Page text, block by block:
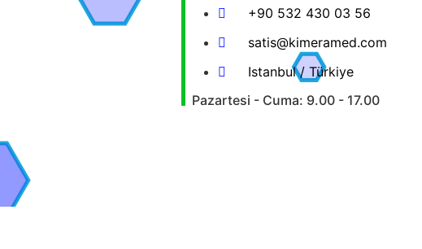
+90 532 430 03 56
satis@kimeramed.com
Istanbul / Türkiye
Pazartesi - Cuma: 9.00 - 17.00